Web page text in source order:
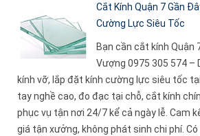
Cắt Kính Quận 7 Gần
Cường Lực Siêu Tốc
Bạn cần cắt kính Quận
Vượng 0975 305 574 –
kính vỡ, lắp đặt kính cường lực siêu tốc
tay nghề cao, đo đạc tại chỗ, cắt kính
phục vụ tận nơi 24/7 kể cả ngày lễ. Cam
giá tận xưởng, không phát sinh chi phí.